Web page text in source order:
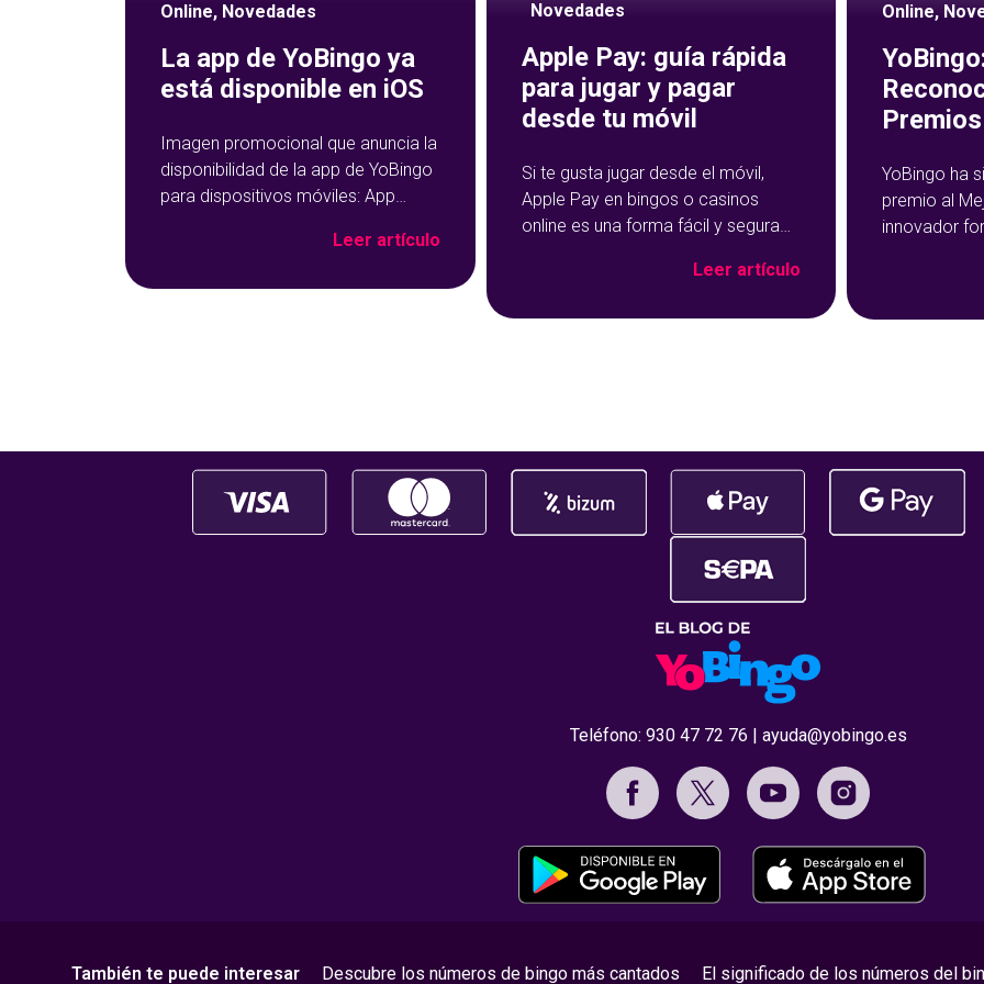
Online, Novedades
La app de YoBingo ya
está disponible en iOS
Imagen promocional que anuncia la
disponibilidad de la app de YoBingo
para dispositivos móviles: App
azul con detalles geométricos.
Leer artículo
Novedades
Apple Pay: guía rápida
para jugar y pagar
desde tu móvil
Si te gusta jugar desde el móvil,
Apple Pay en bingos o casinos
online es una forma fácil y segura
método de pago se ha vuelto muy
Leer artículo
Online,
YoBingo ha
premio al
innovador
que ha
Teléfono: 930 47 72 76 | ayuda@yobingo.es
También te puede interesar Descubre los números de bingo más cantados El significado de los números del